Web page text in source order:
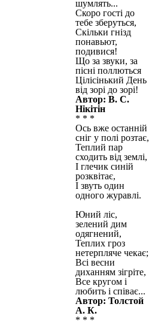
шумлять...
Скоро гості до
тебе зберуться,
Скільки гнізд
понавьют,
подивися!
Що за звуки, за
пісні поллються
Цілісінький День
від зорі до зорі!
Автор: В. С.
Нікітін
* * *
Ось вже останній
сніг у полі розтає,
Теплий пар
сходить від землі,
І глечик синій
розквітає,
І звуть один
одного журавлі.
Юний ліс,
зелений дим
одягнений,
Теплих гроз
нетерпляче чекає;
Всі весни
диханням зігріте,
Все кругом і
любить і співає...
Автор: Толстой
А. К.
* * *